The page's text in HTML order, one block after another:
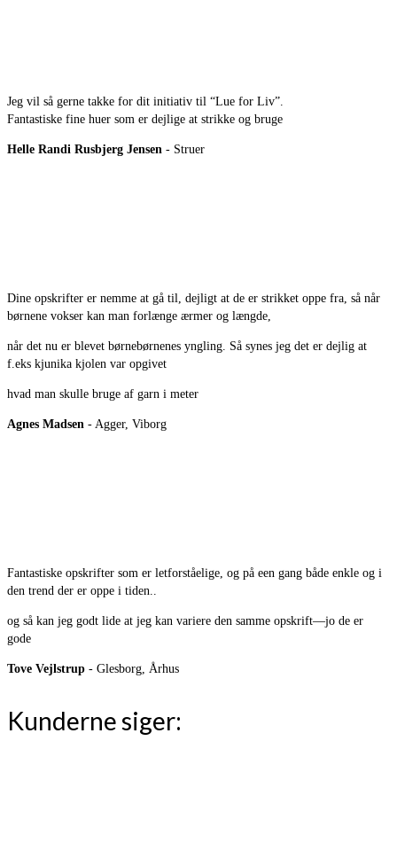
Jeg vil så gerne takke for dit initiativ til “Lue for Liv”.
Fantastiske fine huer som er dejlige at strikke og bruge
Helle Randi Rusbjerg Jensen - Struer
Dine opskrifter er nemme at gå til, dejligt at de er strikket oppe fra, så når
børnene vokser kan man forlænge ærmer og længde,
når det nu er blevet børnebørnenes yngling. Så synes jeg det er dejlig at
f.eks kjunika kjolen var opgivet
hvad man skulle bruge af garn i meter
Agnes Madsen - Agger, Viborg
Fantastiske opskrifter som er letforståelige, og på een gang både enkle og i
den trend der er oppe i tiden..
og så kan jeg godt lide at jeg kan variere den samme opskrift—jo de er
gode
Tove Vejlstrup - Glesborg, Århus
Kunderne siger: